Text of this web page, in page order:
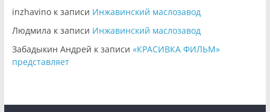
inzhavinoк записи Инжавинский маслозавод
Людмила к записи Инжавинский маслозавод
Забадыкин Андрей к записи «КРАСИВКА ФИЛЬМ»
представляет